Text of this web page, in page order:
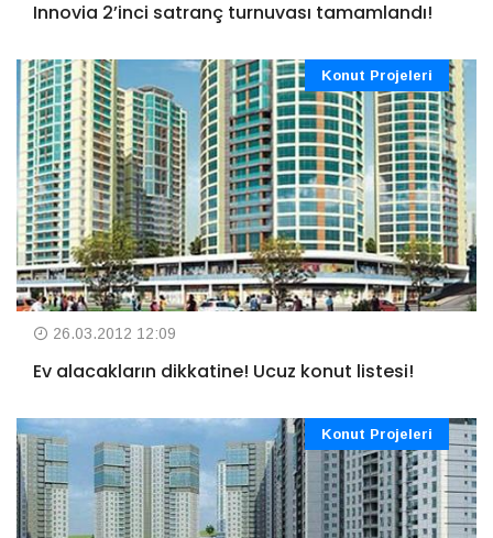
Innovia 2’inci satranç turnuvası tamamlandı!
Konut Projeleri
26.03.2012 12:09
Ev alacakların dikkatine! Ucuz konut listesi!
Konut Projeleri